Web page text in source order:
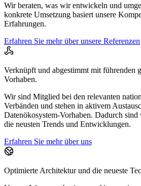
Wir beraten, was wir entwickeln und
konkrete Umsetzung basiert unsere
Erfahrungen.
Erfahren Sie mehr über unsere Referenzen
Verknüpft und abgestimmt mit führenden
Vorhaben.
Wir sind Mitglied bei den relevanten
Verbänden und stehen in aktivem
Datenökosystem-Vorhaben. Dadurch
die neusten Trends und Entwicklungen.
Erfahren Sie mehr über uns
Optimierte Architektur und die neueste